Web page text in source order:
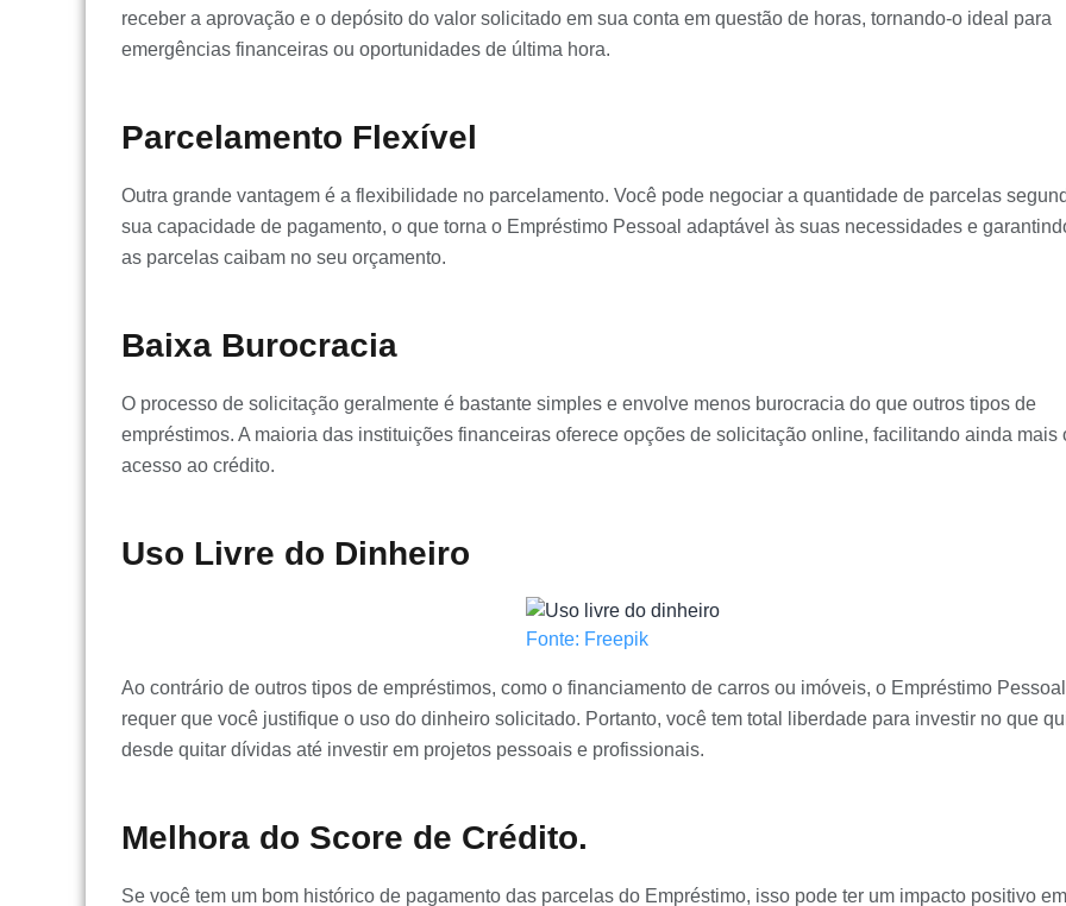
receber a aprovação e o depósito do valor solicitado em sua conta em questão de horas, tornando-o ideal para
emergências financeiras ou oportunidades de última hora.
Parcelamento Flexível
Outra grande vantagem é a flexibilidade no parcelamento. Você pode negociar a quantidade de parcelas
sua capacidade de pagamento, o que torna o Empréstimo Pessoal adaptável às suas necessidades e
as parcelas caibam no seu orçamento.
Baixa Burocracia
O processo de solicitação geralmente é bastante simples e envolve menos burocracia do que outros tipos de
empréstimos. A maioria das instituições financeiras oferece opções de solicitação online, facilitando ainda mais
acesso ao crédito.
Uso Livre do Dinheiro
Fonte: Freepik
Ao contrário de outros tipos de empréstimos, como o financiamento de carros ou imóveis, o Empréstimo
requer que você justifique o uso do dinheiro solicitado. Portanto, você tem total liberdade para investir no que
desde quitar dívidas até investir em projetos pessoais e profissionais.
Melhora do Score de Crédito.
Se você tem um bom histórico de pagamento das parcelas do Empréstimo, isso pode ter um impacto positivo